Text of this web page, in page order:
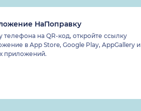
НаПоправку
телефона на QR-код, откройте ссылку
в App Store, Google Play, AppGallery и
приложений.